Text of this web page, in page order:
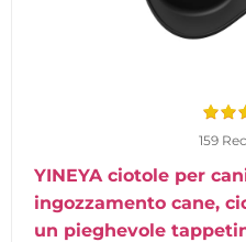
159
YINEYA ciotole per
ingozzamento cane,
un pieghevole